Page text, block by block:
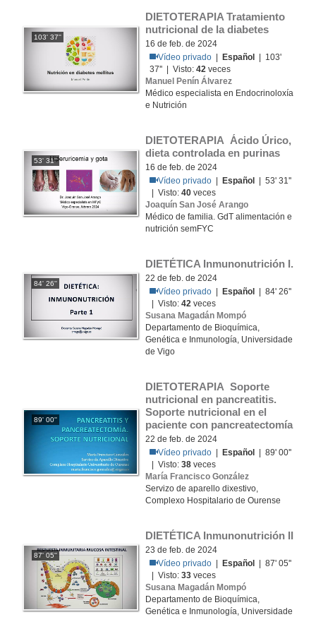
103' 37''
DIETOTERAPIA Tratamiento
nutricional de la diabetes
16 de feb. de 2024
Vídeo privado
Español
| 103'
37'' | Visto:42 veces
Manuel Penín Álvarez
Médico especialista en Endocrinoloxía
e Nutrición
53' 31''
DIETOTERAPIA Ácido Úrico,
dieta controlada en purinas
16 de feb. de 2024
Vídeo privado
Español
| 53' 31''
| Visto:40 veces
Joaquín San José Arango
Médico de familia. GdT alimentación e
nutrición semFYC
84' 26''
DIETÉTICA Inmunonutrición I.
22 de feb. de 2024
Vídeo privado
Español
| 84' 26''
| Visto:42 veces
Susana Magadán Mompó
Departamento de Bioquímica,
Genética e Inmunología, Universidade
de Vigo
89' 00''
DIETOTERAPIA Soporte
nutricional en pancreatitis.
Soporte nutricional en el
paciente con pancreatectomía
22 de feb. de 2024
Vídeo privado
Español
| 89' 00''
| Visto:38 veces
María Francisco González
Servizo de aparello dixestivo,
Complexo Hospitalario de Ourense
87' 05''
DIETÉTICA Inmunonutrición II
23 de feb. de 2024
Vídeo privado
Español
| 87' 05''
| Visto:33 veces
Susana Magadán Mompó
Departamento de Bioquímica,
Genética e Inmunología, Universidade